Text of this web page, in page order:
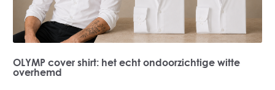
OLYMP cover shirt: het echt ondoorzichtige witte
overhemd